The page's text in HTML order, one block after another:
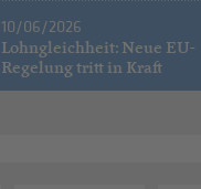
10/06/2026
Lohngleichheit: Neue EU-
Regelung tritt in Kraft